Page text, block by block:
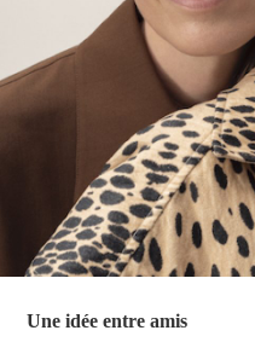
Une idée entre amis